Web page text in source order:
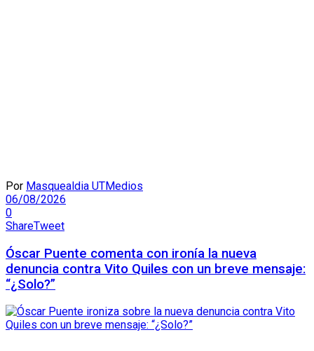
Por Masquealdia UTMedios
06/08/2026
0
ShareTweet
Óscar Puente comenta con ironía la nueva
denuncia contra Vito Quiles con un breve mensaje:
“¿Solo?”